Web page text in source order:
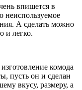
впишется в
неиспользуемое
А сделать можно
и легко.
комода
пусть он и сделан
вкусу, размеру, а